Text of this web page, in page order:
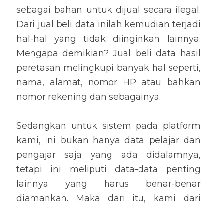
sebagai bahan untuk dijual secara ilegal.
Dari jual beli data inilah kemudian terjadi
hal-hal yang tidak diinginkan lainnya.
Mengapa demikian? Jual beli data hasil
peretasan melingkupi banyak hal seperti,
nama, alamat, nomor HP atau bahkan
nomor rekening dan sebagainya.
Sedangkan untuk sistem pada platform
kami, ini bukan hanya data pelajar dan
pengajar saja yang ada didalamnya,
tetapi ini meliputi data-data penting
lainnya yang harus benar-benar
diamankan. Maka dari itu, kami dari